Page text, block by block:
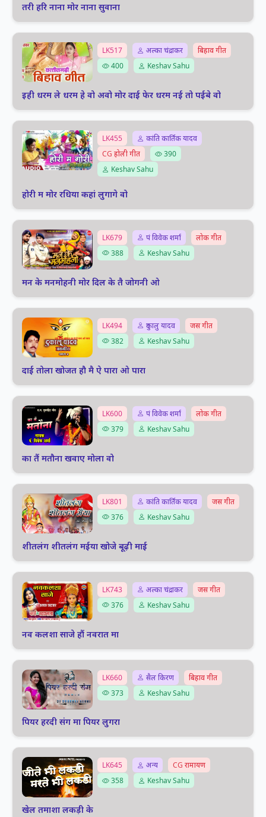
तरी हरि नाना मोर नाना सुवाना
LK517 अल्का चंद्राकर
बिहाव गीत
400
Keshav Sahu
इही धरम ले धरम हे वो अवो मोर दाई फेर धरम नई तो पईबे वो
LK455
कांति कार्तिक यादव
CG होली गीत
390
Keshav Sahu
होरी म मोर रधिया कहां लुगागे वो
LK679 पं विवेक शर्मा
लोक गीत
388
Keshav Sahu
मन के मनमोहनी मोर दिल के तै जोगनी ओ
LK494 दुकालु यादव
जस गीत
382
Keshav Sahu
दाई तोला खोजत हौ मै ऐ पारा ओ पारा
LK600 पं विवेक शर्मा
लोक गीत
379
Keshav Sahu
का तैं मतौना खवाए मोला वो
LK801 कांति कार्तिक यादव
जस गीत
376
Keshav Sahu
शीतलंग शीतलंग मईया खोजे बूढ़ी माई
LK743 अल्का चंद्राकर
जस गीत
376
Keshav Sahu
नव कलशा साजे हौं नवरात मा
LK660 सैल किरण
बिहाव गीत
373
Keshav Sahu
पियर हरदी संग मा पियर लुगरा
LK645 अन्य
CG रामायण
358
Keshav Sahu
खेल तमाशा लकड़ी के